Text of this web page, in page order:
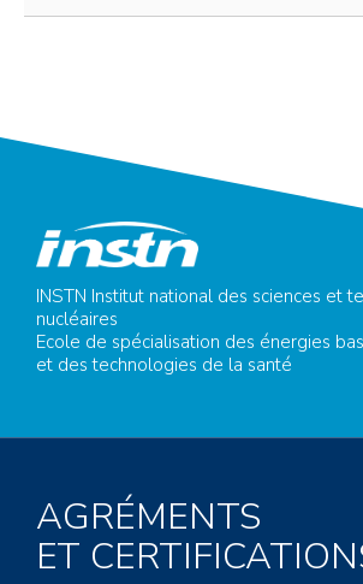
INSTN Institut national des sciences et
nucléaires
Ecole de spécialisation des énergies
et des technologies de la santé
AGRÉMENTS
ET